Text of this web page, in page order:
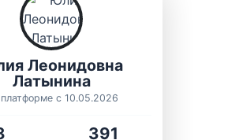
Леонидовна
Латынина
с 10.05.2026
391